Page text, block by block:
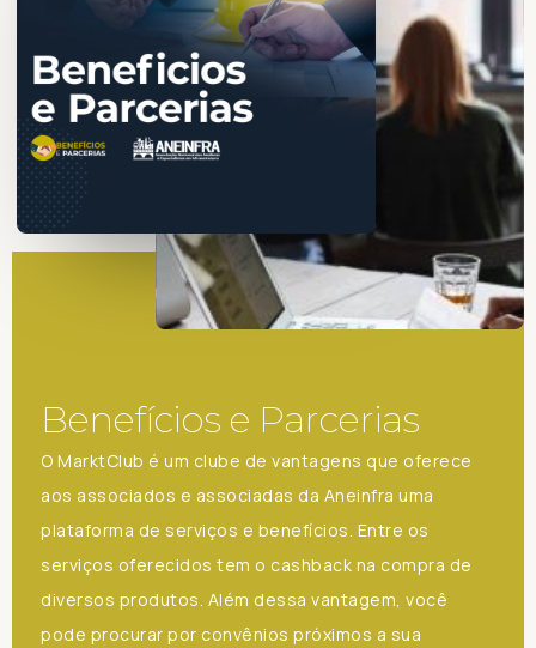
Benefícios e Parcerias
O MarktClub é um clube de vantagens que oferece
aos associados e associadas da Aneinfra uma
plataforma de serviços e benefícios. Entre os
serviços oferecidos tem o cashback na compra de
diversos produtos. Além dessa vantagem, você
pode procurar por convênios próximos a sua